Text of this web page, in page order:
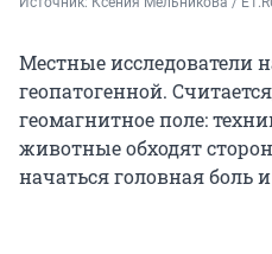
Местные исследователи
геопатогенной.
геомагнитное поле:
животные обходят
начаться головная боль